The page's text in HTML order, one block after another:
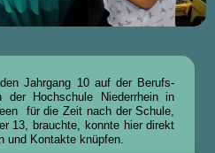
Jahrgang 10 auf der Berufs-
der Hochschule Niederrhein in
für die Zeit nach der Schule,
13, brauchte, konnte hier direkt
und Kontakte knüpfen.